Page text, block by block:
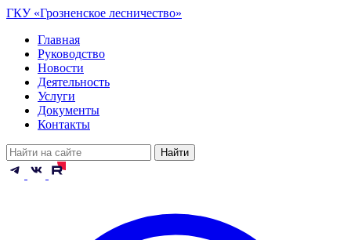
ГКУ «Грозненское лесничество»
Главная
Руководство
Новости
Деятельность
Услуги
Документы
Контакты
Найти